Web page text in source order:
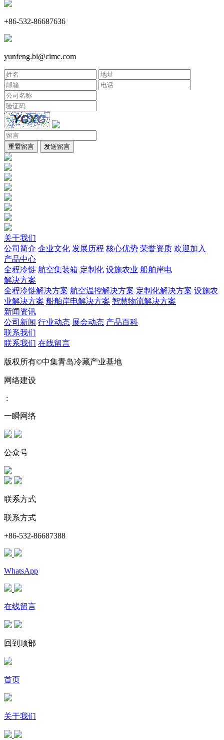
+86-532-86687636
yunfeng.bi@cimc.com
重置留言 发送留言
关于我们
公司简介 企业文化 发展历程 核心优势 荣誉资质 欢迎加入
产品中心
全程冷链 航空集装箱 定制化 设施农业 船舶岸电
解决方案
全程冷链解决方案 航空温控解决方案 定制化解决方案 设施农
业解决方案 船舶岸电解决方案 智慧物流解决方案
新闻资讯
公司新闻 行业动态 展会动态 产品百科
联系我们
联系我们 在线留言
版权所有©中集青岛冷藏产业基地
网络建设
:
一瞬网络
公众号
联系方式
联系方式
+86-532-86687388
WhatsApp
在线留言
回到顶部
首页
关于我们